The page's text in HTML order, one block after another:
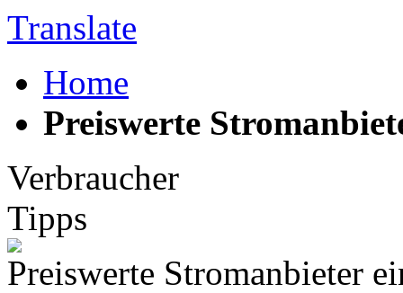
Translate
Home
Preiswerte
Verbraucher
Tipps
Preiswerte Stromanbieter